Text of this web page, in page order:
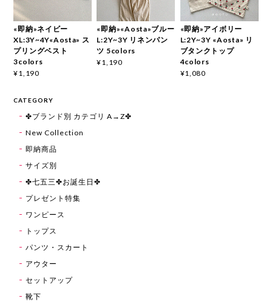
«即納»ネイビー
XL:3Y~4Y«Aosta» ス
プリングベスト
3colors
¥1,190
«即納»«Aosta»ブルー
L:2Y~3Y リネンパン
ツ 5colors
¥1,190
«即納»アイボリー
L:2Y~3Y «Aosta» リ
ブタンクトップ
4colors
¥1,080
CATEGORY
✤ブランド別 カテゴリ A→Z✤
New Collection
即納商品
サイズ別
✤七五三✤お誕生日✤
プレゼント特集
ワンピース
トップス
パンツ・スカート
アウター
セットアップ
靴下